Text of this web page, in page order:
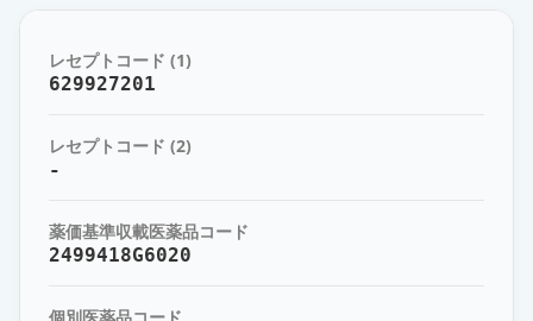
薬価
薬価 11151 円
レセプトコード (1)
629927201
レセプトコード (2)
-
薬価基準収載医薬品コード
2499418G6020